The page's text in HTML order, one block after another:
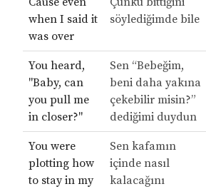
when I said it
was over
söylediğimde bile
You heard,
"Baby, can
you pull me
in closer?"
Sen “Bebeğim,
beni daha yakına
çekebilir misin?”
dediğimi duydun
You were
plotting how
to stay in my
Sen kafamın
içinde nasıl
kalacağını